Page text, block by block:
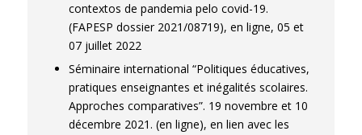
contextos de pandemia pelo covid-19.
(FAPESP dossier 2021/08719), en ligne, 05 et
07 juillet 2022
Séminaire international “Politiques éducatives,
pratiques enseignantes et inégalités scolaires.
Approches comparatives”. 19 novembre et 10
décembre 2021. (en ligne), en lien avec les